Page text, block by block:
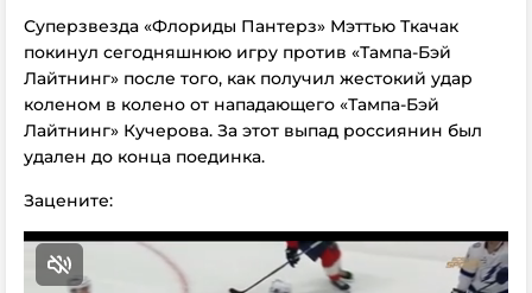
Суперзвезда «Флориды Пантерз» Мэттью Ткачак
покинул сегодняшнюю игру против «Тампа-Бэй
Лайтнинг» после того, как получил жестокий удар
коленом в колено от нападающего «Тампа-Бэй
Лайтнинг» Кучерова. За этот выпад россиянин был
удален до конца поединка.
Зацените: